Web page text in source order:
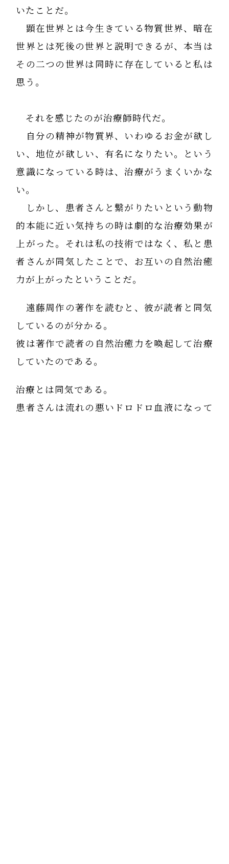
いたことだ。
顕在世界とは今生きている物質世界、暗在
世界とは死後の世界と説明できるが、本当は
その二つの世界は同時に存在していると私は
思う。
それを感じたのが治療師時代だ。
自分の精神が物質界、いわゆるお金が欲し
い、地位が欲しい、有名になりたい。という
意識になっている時は、治療がうまくいかな
い。
しかし、患者さんと繋がりたいという動物
的本能に近い気持ちの時は劇的な治療効果が
上がった。それは私の技術ではなく、私と患
者さんが同気したことで、お互いの自然治癒
力が上がったということだ。
遠藤周作の著作を読むと、彼が読者と同気
しているのが分かる。
彼は著作で読者の自然治癒力を喚起して治療
していたのである。
治療とは同気である。
患者さんは流れの悪いドロドロ血液になって